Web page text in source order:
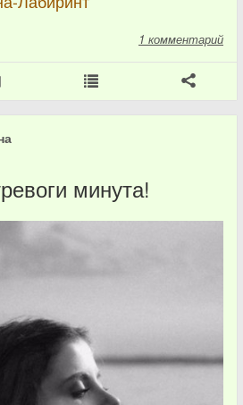
1 комментарий
минута!